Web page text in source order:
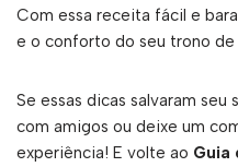
Com essa receita fácil e
e o conforto do seu trono de
Se essas dicas salvaram
com amigos ou deixe um
experiência! E volte ao Guia